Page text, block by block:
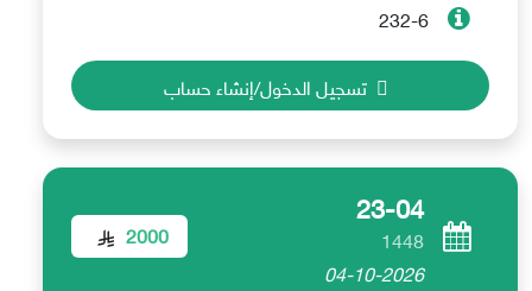
232-6
تسجيل الدخول/إنشاء حساب
23-04
1448
04-10-2026
2000